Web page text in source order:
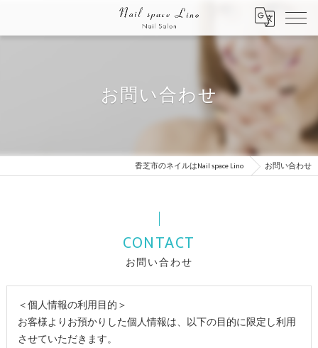
お問い合わせ
香芝市のネイルはNail space Lino お問い合わせ
お問い合わせ
CONTACT
＜個人情報の利用目的＞
お客様よりお預かりした個人情報は、以下の目的に限定し利用
させていただきます。